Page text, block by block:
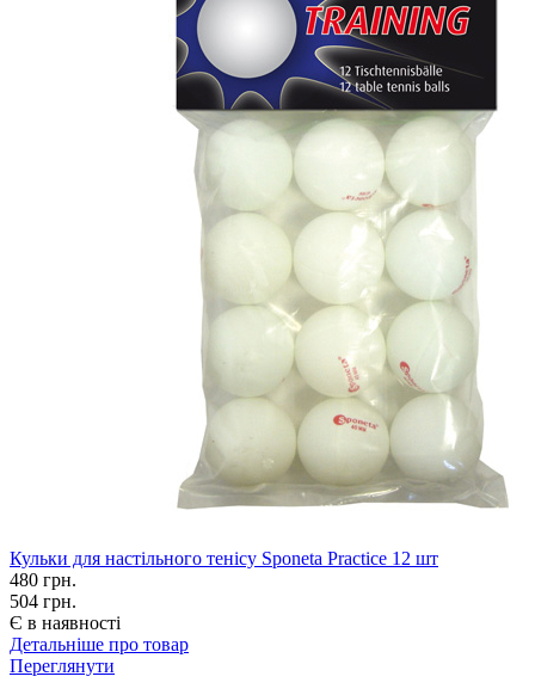
Кульки для настільного тенісу Sponeta Practice 12 шт
480 грн.
504 грн.
Є в наявності
Детальніше про товар
Переглянути